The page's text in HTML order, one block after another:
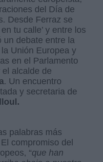
del Día de
Desde Ferraz se
tu calle’ y entre los
un debate entre la
Unión Europea y
en el Parlamento
el alcalde de
. Un encuentro
y secretaria de
palabras más
compromiso del
“que han